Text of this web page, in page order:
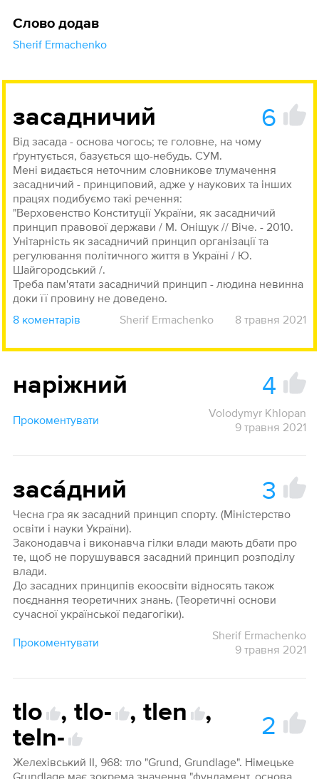
Слово додав
Sherif Ermachenko
засадничий 6
Від засада - основа чогось; те головне, на чому
ґрунтується, базується що-небудь. СУМ.
Мені видається неточним словникове тлумачення
засадничий - принциповий, адже у наукових та інших
працях подибуємо такі речення:
"Верховенство Конституції України, як засадничий
принцип правової держави / М. Оніщук // Віче. - 2010.
Унітарність як засадничий принцип організації та
регулювання політичного життя в Україні / Ю.
Шайгородський /.
Треба пам'ятати засадничий принцип - людина невинна
доки її провину не доведено.
8 коментарів
Sherif Ermachenko 8 травня 2021
наріжний 4
Прокоментувати
Volodymyr Khlopan
9 травня 2021
заса́дний 3
Чесна гра як засадний принцип спорту. (Міністерство
освіти і науки України).
Законодавча і виконавча гілки влади мають дбати про
те, щоб не порушувався засадний принцип розподілу
влади.
До засадних принципів екоосвіти відносять також
поєднання теоретичних знань. (Теоретичні основи
сучасної української педагогіки).
Прокоментувати
Sherif Ermachenko
9 травня 2021
tlo , tlo- , tlen
,
teln-
2
Желехівський ІІ, 968: тло "Grund, Grundlage". Німецьке